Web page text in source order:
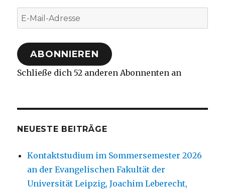
E-
Mail-
Adresse
ABONNIEREN
Schließe dich 52 anderen Abonnenten an
NEUESTE BEITRÄGE
Kontaktstudium im Sommersemester 2026
an der Evangelischen Fakultät der
Universität Leipzig, Joachim Leberecht,